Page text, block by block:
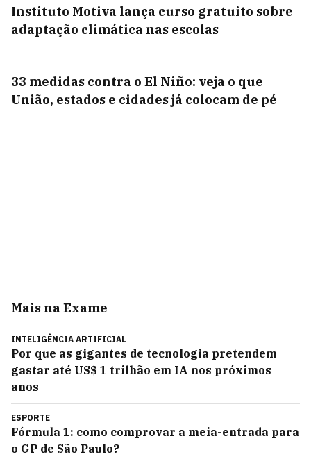
Instituto Motiva lança curso gratuito sobre
adaptação climática nas escolas
33 medidas contra o El Niño: veja o que
União, estados e cidades já colocam de pé
Mais na Exame
INTELIGÊNCIA ARTIFICIAL
Por que as gigantes de tecnologia pretendem
gastar até US$ 1 trilhão em IA nos próximos
anos
ESPORTE
Fórmula 1: como comprovar a meia-entrada para
o GP de São Paulo?